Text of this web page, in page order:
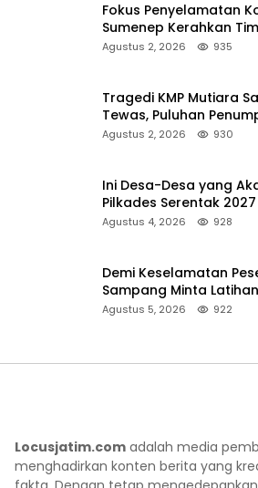
Fokus Penyelamatan
Sumenep Kerahkan
Ambulans ke
Agustus 2, 2026 935
Tragedi KMP Mutiara
Tewas, Puluhan
Pencarian
Agustus 2, 2026 930
Ini Desa-Desa yang
Pilkades Serentak
Sumenep
Agustus 4, 2026 928
Demi Keselamatan
Sampang Minta
ke Lokasi Aman
Agustus 5, 2026 922
Locusjatim.com adalah media
menghadirkan konten berita yang